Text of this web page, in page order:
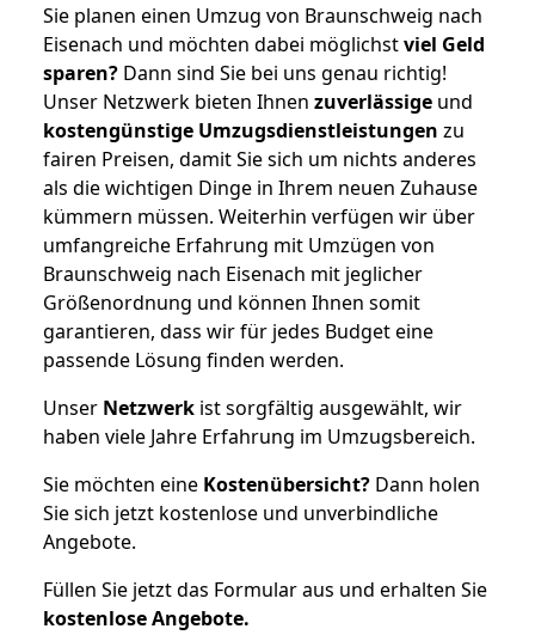
Sie planen einen Umzug von Braunschweig nach
Eisenach und möchten dabei möglichstviel Geld
sparen? Dann sind Sie bei uns genau richtig!
Unser Netzwerk bieten Ihnen zuverlässige und
kostengünstige Umzugsdienstleistungen zu
fairen Preisen, damit Sie sich um nichts anderes
als die wichtigen Dinge in Ihrem neuen Zuhause
kümmern müssen. Weiterhin verfügen wir über
umfangreiche Erfahrung mit Umzügen von
Braunschweig nach Eisenach mit jeglicher
Größenordnung und können Ihnen somit
garantieren, dass wir für jedes Budget eine
passende Lösung finden werden.
Unser Netzwerk ist sorgfältig ausgewählt, wir
haben viele Jahre Erfahrung im Umzugsbereich.
Sie möchten eine Kostenübersicht? Dann holen
Sie sich jetzt kostenlose und unverbindliche
Angebote.
Füllen Sie jetzt das Formular aus und erhalten Sie
kostenloseAngebote.